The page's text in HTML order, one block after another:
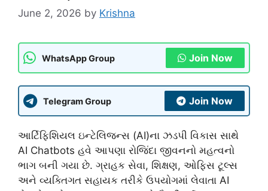
June 2, 2026 by Krishna
WhatsApp Group Join Now
Telegram Group Join Now
આર્ટિફિશિયલ ઇન્ટેલિજન્સ (AI)ના ઝડપી વિકાસ સાથે
AI Chatbots હવે આપણા રોજિંદા જીવનનો મહત્વનો
ભાગ બની ગયા છે. ગ્રાહક સેવા, શિક્ષણ, ઓફિસ ટૂલ્સ
અને વ્યક્તિગત સહાયક તરીકે ઉપયોગમાં લેવાતા AI